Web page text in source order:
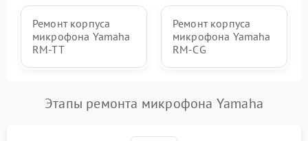
Ремонт корпуса
микрофона Yamaha
RM-TT
Ремонт корпуса
микрофона Yamaha
RM-CG
Этапы ремонта микрофона Yamaha